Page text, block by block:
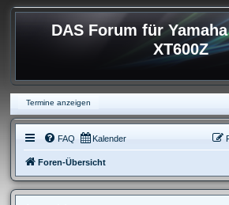
DAS Forum für
XT600Z
Termine anzeigen
FAQ Kalender
Foren-Übersicht